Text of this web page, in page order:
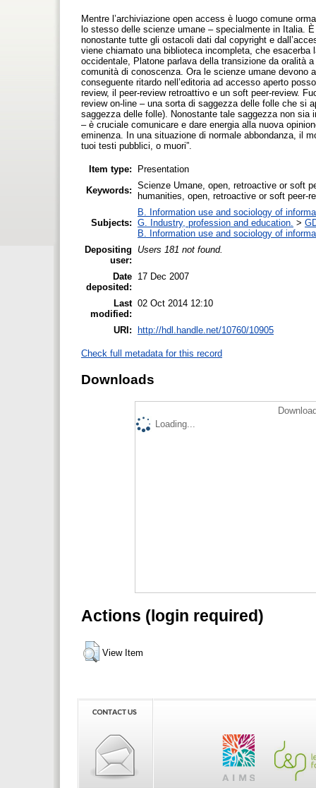
Mentre l’archiviazione open access è luogo comune
lo stesso delle scienze umane – specialmente in Italia.
nonostante tutte gli ostacoli dati dal copyright e
viene chiamato una biblioteca incompleta, che
occidentale, Platone parlava della transizione da oralità
comunità di conoscenza. Ora le scienze umane devono
conseguente ritardo nell’editoria ad accesso aperto
review, il peer-review retroattivo e un soft peer-review.
review on-line – una sorta di saggezza delle folle che si
saggezza delle folle). Nonostante tale saggezza non sia
– è cruciale comunicare e dare energia alla nuova
eminenza. In una situazione di normale abbondanza, il
tuoi testi pubblici, o muori”.
Item type:
Presentation
Keywords: Scienze Umane, open, retroactive or soft
humanities, open, retroactive or soft peer-
Subjects:
B. Information use and sociology of
G. Industry, profession and education. >
B. Information use and sociology of
Depositing
user:
Users 181 not found.
Date
deposited:
17 Dec 2007
Last
modified:
02 Oct 2014 12:10
URI: http://hdl.handle.net/10760/10905
Check full metadata for this record
Downloads
Loading...
Actions (login required)
View Item